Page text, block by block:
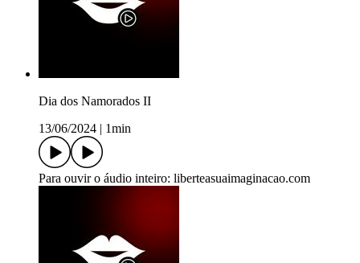
Dia dos Namorados II
13/06/2024
1min
Para ouvir o áudio inteiro: liberteasuaimaginacao.com